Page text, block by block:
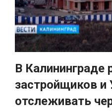
В Калининграде
застройщиков и
отслеживать